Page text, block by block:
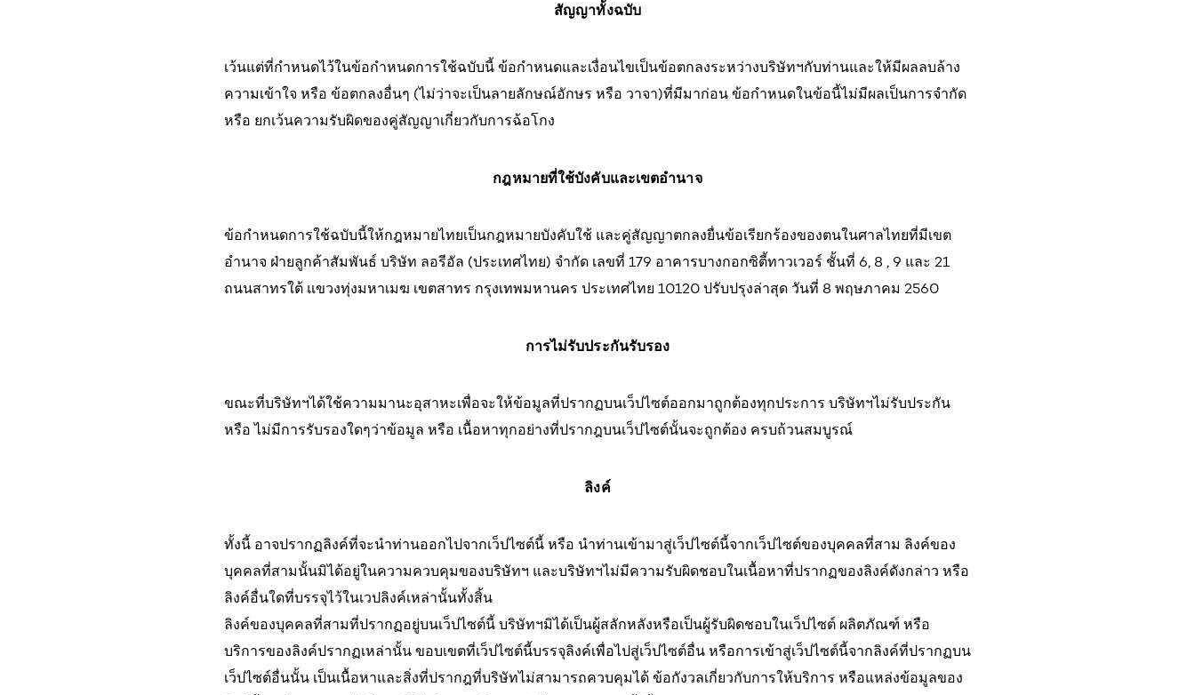
สัญญาทั้งฉบับ
เว้นแต่ที่กำหนดไว้ในข้อกำหนดการใช้ฉบับนี้ ข้อกำหนดและเงื่อนไขเป็นข้อตกลงระหว่างบริษัทฯกับท่านและให้มีผลลบล้าง
ความเข้าใจ หรือ ข้อตกลงอื่นๆ (ไม่ว่าจะเป็นลายลักษณ์อักษร หรือ วาจา)ที่มีมาก่อน ข้อกำหนดในข้อนี้ไม่มีผลเป็นการจำกัด
หรือ ยกเว้นความรับผิดของคู่สัญญาเกี่ยวกับการฉ้อโกง
กฎหมายที่ใช้บังคับและเขตอำนาจ
ข้อกำหนดการใช้ฉบับนี้ให้กฎหมายไทยเป็นกฎหมายบังคับใช้ และคู่สัญญาตกลงยื่นข้อเรียกร้องของตนในศาลไทยที่มีเขต
อำนาจ ฝ่ายลูกค้าสัมพันธ์ บริษัท ลอรีอัล (ประเทศไทย) จำกัด เลขที่ 179 อาคารบางกอกซิตี้ทาวเวอร์ ชั้นที่ 6, 8 , 9 และ 21
ถนนสาทรใต้ แขวงทุ่งมหาเมฆ เขตสาทร กรุงเทพมหานคร ประเทศไทย 10120 ปรับปรุงล่าสุด วันที่ 8 พฤษภาคม 2560
การไม่รับประกันรับรอง
ขณะที่บริษัทฯได้ใช้ความมานะอุสาหะเพื่อจะให้ข้อมูลที่ปรากฏบนเว็ปไซต์ออกมาถูกต้องทุกประการ บริษัทฯไม่รับประกัน
หรือ ไม่มีการรับรองใดๆว่าข้อมูล หรือ เนื้อหาทุกอย่างที่ปรากฎบนเว็ปไซต์นั้นจะถูกต้อง ครบถ้วนสมบูรณ์
ลิงค์
ทั้งนี้ อาจปรากฏลิงค์ที่จะนำท่านออกไปจากเว็ปไซต์นี้ หรือ นำท่านเข้ามาสู่เว็ปไซต์นี้จากเว็ปไซต์ของบุคคลที่สาม ลิงค์ของ
บุคคลที่สามนั้นมิได้อยู่ในความควบคุมของบริษัทฯ และบริษัทฯไม่มีความรับผิดชอบในเนื้อหาที่ปรากฏของลิงค์ดังกล่าว หรือ
ลิงค์อื่นใดที่บรรจุไว้ในเวปลิงค์เหล่านั้นทั้งสิ้น
ลิงค์ของบุคคลที่สามที่ปรากฏอยู่บนเว็ปไซต์นี้ บริษัทฯมิได้เป็นผู้สลักหลังหรือเป็นผู้รับผิดชอบในเว็ปไซต์ ผลิตภัณฑ์ หรือ
บริการของลิงค์ปรากฏเหล่านั้น ขอบเขตที่เว็ปไซต์นี้บรรจุลิงค์เพื่อไปสู่เว็ปไซต์อื่น หรือการเข้าสู่เว็ปไซต์นี้จากลิงค์ที่ปรากฏบน
เว็ปไซต์อื่นนั้น เป็นเนื้อหาและสิ่งที่ปรากฎที่บริษัทไม่สามารถควบคุมได้ ข้อกังวลเกี่ยวกับการให้บริการ หรือแหล่งข้อมูลของ